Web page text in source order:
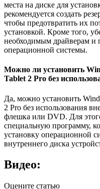
места на диске для
рекомендуется создать
чтобы предотвратить их
установкой. Кроме того,
необходимым драйверам и
операционной системы.
Можно ли установить
Tablet 2 Pro без
Да, можно установить
2 Pro без использования
флешка или DVD. Для
специальную программу,
установку операционной
внутреннего диска
Видео:
Оцените статью